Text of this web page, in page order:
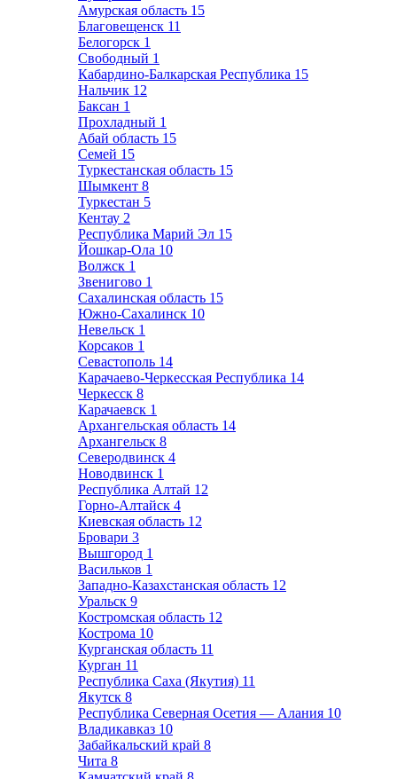
Амурская область 15
Благовещенск 11
Белогорск 1
Свободный 1
Кабардино-Балкарская Республика 15
Нальчик 12
Баксан 1
Прохладный 1
Абай область 15
Семей 15
Туркестанская область 15
Шымкент 8
Туркестан 5
Кентау 2
Республика Марий Эл 15
Йошкар-Ола 10
Волжск 1
Звенигово 1
Сахалинская область 15
Южно-Сахалинск 10
Невельск 1
Корсаков 1
Севастополь 14
Карачаево-Черкесская Республика 14
Черкесск 8
Карачаевск 1
Архангельская область 14
Архангельск 8
Северодвинск 4
Новодвинск 1
Республика Алтай 12
Горно-Алтайск 4
Киевская область 12
Бровари 3
Вышгород 1
Васильков 1
Западно-Казахстанская область 12
Уральск 9
Костромская область 12
Кострома 10
Курганская область 11
Курган 11
Республика Саха (Якутия) 11
Якутск 8
Республика Северная Осетия — Алания 10
Владикавказ 10
Забайкальский край 8
Чита 8